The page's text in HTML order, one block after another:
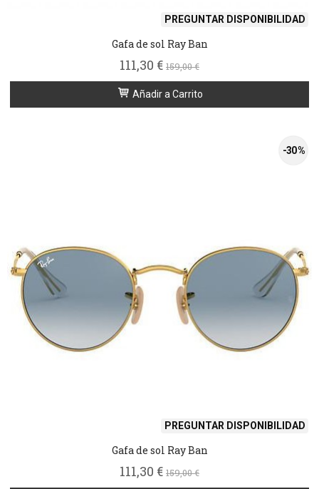
PREGUNTAR DISPONIBILIDAD
Gafa de sol Ray Ban
111,30 € 159,00 €
Añadir a Carrito
PREGUNTAR DISPONIBILIDAD
-30 %
Gafa de sol Ray Ban
111,30 € 159,00 €